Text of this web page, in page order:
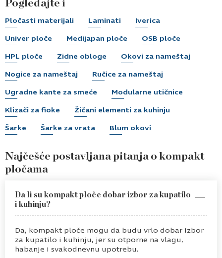
Pogledajte i
Pločasti materijali Laminati Iverica
Univer ploče Medijapan ploče OSB ploče
HPL ploče Zidne obloge Okovi za nameštaj
Nogice za nameštaj Ručice za nameštaj
Ugradne kante za smeće Modularne utičnice
Klizači za fioke Žičani elementi za kuhinju
Šarke Šarke za vrata Blum okovi
Najčešće postavljana pitanja o kompakt
pločama
Da li su kompakt ploče dobar izbor za kupatilo
i kuhinju?
Da, kompakt ploče mogu da budu vrlo dobar izbor
za kupatilo i kuhinju, jer su otporne na vlagu,
habanje i svakodnevnu upotrebu.